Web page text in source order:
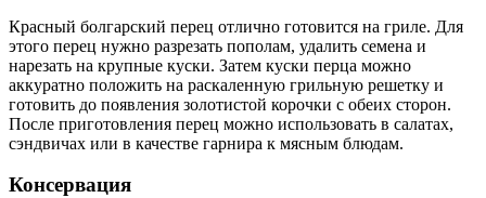
Красный болгарский перец отлично готовится на гриле. Для
этого перец нужно разрезать пополам, удалить семена и
нарезать на крупные куски. Затем куски перца можно
аккуратно положить на раскаленную грильную решетку и
готовить до появления золотистой корочки с обеих сторон.
После приготовления перец можно использовать в салатах,
сэндвичах или в качестве гарнира к мясным блюдам.
Консервация